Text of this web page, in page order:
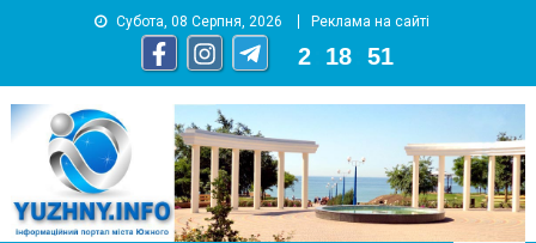
Субота, 08 Серпня, 2026 Реклама на сайті
2 18 52
YUZHNY.INFO
информационный портал города Южный